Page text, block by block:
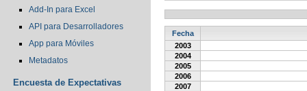
Add-In para Excel
API para Desarrolladores
App para Móviles
Metadatos
Encuesta de Expectativas
Fecha
2003
2004
2005
2006
2007